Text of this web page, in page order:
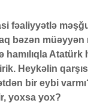
fəaliyyətlə
bəzən
hamılıqla
Heykəlin
bir eybi
yoxsa yox?